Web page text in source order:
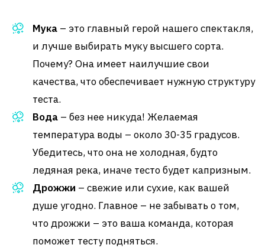
Мука – это главный герой нашего спектакля,
и лучше выбирать муку высшего сорта.
Почему? Она имеет наилучшие свои
качества, что обеспечивает нужную структуру
теста.
Вода – без нее никуда! Желаемая
температура воды – около 30-35 градусов.
Убедитесь, что она не холодная, будто
ледяная река, иначе тесто будет капризным.
Дрожжи – свежие или сухие, как вашей
душе угодно. Главное – не забывать о том,
что дрожжи – это ваша команда, которая
поможет тесту подняться.